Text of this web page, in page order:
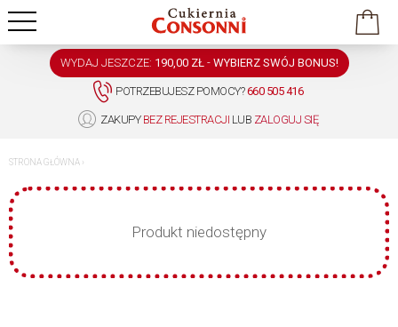
POTRZEBUJESZ POMOCY?660 505 416
ZAKUPY BEZ REJESTRACJI LUB ZALOGUJ SIĘ
WYDAJ JESZCZE: 190,00 ZŁ - WYBIERZ SWÓJ BONUS!
STRONA GŁÓWNA ›
Produkt niedostępny